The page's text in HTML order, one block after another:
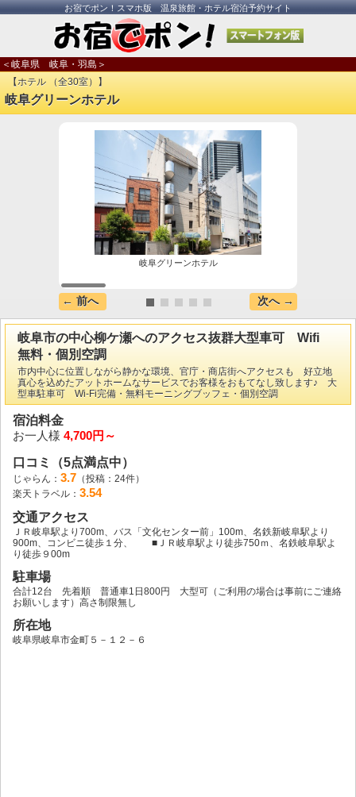
お宿でポン！スマホ版 温泉旅館・ホテル宿泊予約サイト
＜岐阜県 岐阜・羽島＞
【ホテル （全30室）】
岐阜グリーンホテル
岐阜グリーンホテル
← 前へ 次へ →
岐阜市の中心柳ケ瀬へのアクセス抜群大型車可 Wifi
無料・個別空調
市内中心に位置しながら静かな環境、官庁・商店街へアクセスも 好立地
真心を込めたアットホームなサービスでお客様をおもてなし致します♪ 大
型車駐車可 Wi-Fi完備・無料モーニングブッフェ・個別空調
宿泊料金
お一人様 4,700円～
口コミ（5点満点中）
じゃらん： 3.7 （投稿：24件）
楽天トラベル： 3.54
交通アクセス
ＪＲ岐阜駅より700m、バス「文化センター前」100m、名鉄新岐阜駅より
900m、コンビニ徒歩１分、 ■ＪＲ岐阜駅より徒歩750ｍ、名鉄岐阜駅よ
り徒歩９00m
駐車場
合計12台 先着順 普通車1日800円 大型可（ご利用の場合は事前にご連絡
お願いします）高さ制限無し
所在地
岐阜県岐阜市金町５－１２－６